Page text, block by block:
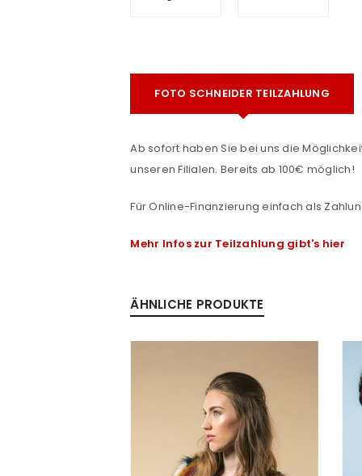
ANMELDEN
Benutzername oder E-Mail-
Anmeldeformular
ANMELDEN
PASSWORT VERGESSEN?
FOTO SCHNEIDER TEILZAHLUNG
Ab sofort haben Sie bei uns die
unseren Filialen. Bereits ab 100€ möglich!
Für Online-Finanzierung einfach als
Mehr Infos zur Teilzahlung gibt's hier
ÄHNLICHE PRODUKTE